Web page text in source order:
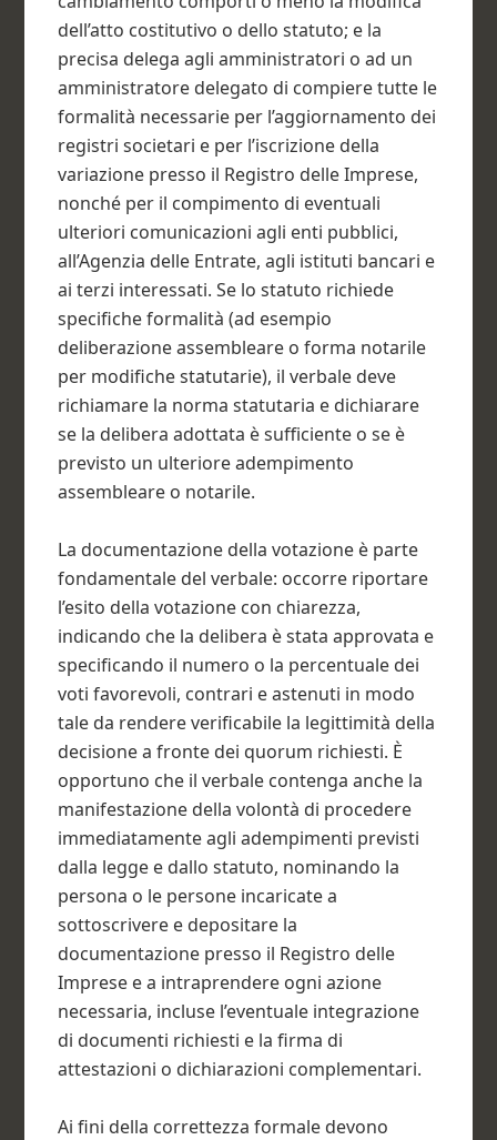
dell’atto costitutivo o dello statuto; e la
precisa delega agli amministratori o ad un
amministratore delegato di compiere tutte le
formalità necessarie per l’aggiornamento dei
registri societari e per l’iscrizione della
variazione presso il Registro delle Imprese,
nonché per il compimento di eventuali
ulteriori comunicazioni agli enti pubblici,
all’Agenzia delle Entrate, agli istituti bancari e
ai terzi interessati. Se lo statuto richiede
specifiche formalità (ad esempio
deliberazione assembleare o forma notarile
per modifiche statutarie), il verbale deve
richiamare la norma statutaria e dichiarare
se la delibera adottata è sufficiente o se è
previsto un ulteriore adempimento
assembleare o notarile.
La documentazione della votazione è parte
fondamentale del verbale: occorre riportare
l’esito della votazione con chiarezza,
indicando che la delibera è stata approvata e
specificando il numero o la percentuale dei
voti favorevoli, contrari e astenuti in modo
tale da rendere verificabile la legittimità della
decisione a fronte dei quorum richiesti. È
opportuno che il verbale contenga anche la
manifestazione della volontà di procedere
immediatamente agli adempimenti previsti
dalla legge e dallo statuto, nominando la
persona o le persone incaricate a
sottoscrivere e depositare la
documentazione presso il Registro delle
Imprese e a intraprendere ogni azione
necessaria, incluse l’eventuale integrazione
di documenti richiesti e la firma di
attestazioni o dichiarazioni complementari.
Ai fini della correttezza formale devono